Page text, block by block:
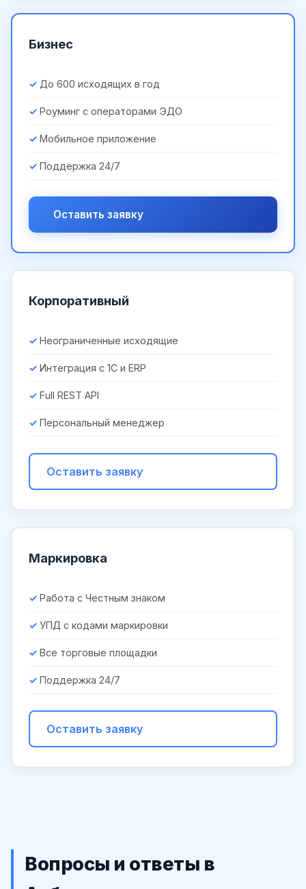
Бизнес
До 600 исходящих в год
Роуминг с операторами ЭДО
Мобильное приложение
Поддержка 24/7
Оставить заявку
Корпоративный
Неограниченные исходящие
Интеграция с 1С и ERP
Full REST API
Персональный менеджер
Оставить заявку
Маркировка
Работа с Честным знаком
УПД с кодами маркировки
Все торговые площадки
Поддержка 24/7
Оставить заявку
Вопросы и ответы в